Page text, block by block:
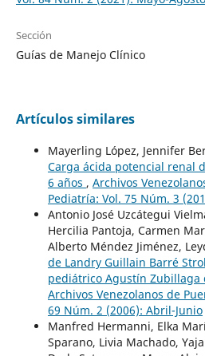
Sección
Guías de Manejo Clínico
Artículos similares
Mayerling López, Jennifer
Carga ácida potencial renal
6 años , Archivos
Pediatría: Vol. 75 Núm. 3
Antonio José Uzcátegui
Hercilia Pantoja, Carmen
Alberto Méndez Jiménez,
de Landry Guillain Barré
pediátrico Agustín Zubillaga
Archivos Venezolanos de
69 Núm. 2 (2006): Abril-Junio
Manfred Hermanni, Elka
Sparano, Livia Machado,